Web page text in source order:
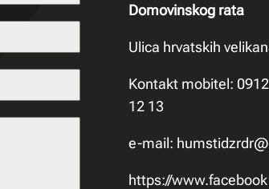
Domovinskog rata
Ulica hrvatskih
Kontakt mobitel:
12 13
e-mail:
https://